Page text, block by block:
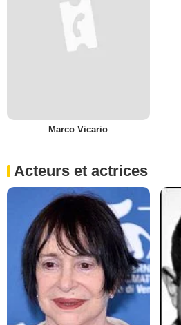
Marco Vicario
Acteurs et actrices